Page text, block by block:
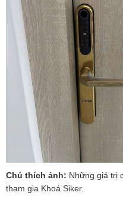
Chú thích ảnh: Những giá trị
tham gia Khoá Siker.